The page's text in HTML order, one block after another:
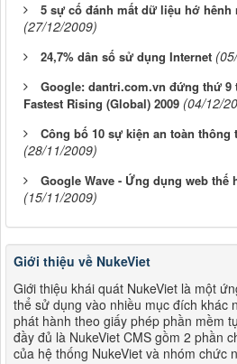
5 sự cố đánh mất dữ liệu hớ hênh
(27/12/2009)
24,7% dân số sử dụng Internet
Google: dantri.com.vn đứng thứ 9
Fastest Rising (Global) 2009 (04/12/
Công bố 10 sự kiện an toàn thông
(28/11/2009)
Google Wave - Ứng dụng web thế
(15/11/2009)
Giới thiệu về NukeViet
Giới thiệu khái quát NukeViet là một
thể sử dụng vào nhiều mục đích khác
phát hành theo giấy phép phần mềm
đầy đủ là NukeViet CMS gồm 2 phần
của hệ thống NukeViet và nhóm chức